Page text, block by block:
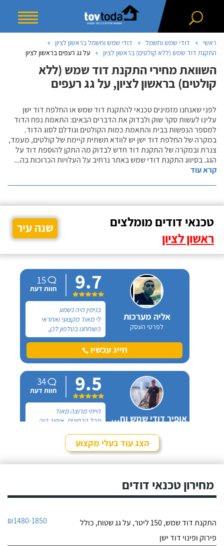
ראשי דודי שמש וחשמל
דודי שמש וחשמל בראשון לציון
התקנת דוד שמש (ללא קולטים) בראשון לציון
על גג רעפים בראשון לציון
השוואת מחירי התקנת דוד שמש (ללא
קולטים) בראשון לציון, על גג רעפים
לפני שאנחנו מזמינים טכנאי להתקנת דוד שמש או החלפת דוד ישן
עלינו לעשות סקר שוק ולבדוק את הדברים הבאים: התאמת נפח הדוד
למספר הנפשות בבית והתאמת כמות הקולטים וגודלם לסוג הדוד.
במקרה של החלפת דוד ישן יש לוודא תשתית קיימת של קולטים, מעמד,
צנרת ובמקרה של התקנת דוד חדש לבדוק מה התקן להוספת דוד על
הגג. בסיווג התקנת דודי שמש באתר נרחיב על העלויות הכרוכות בה...
קרא עוד
טכנאי דודים מומלצים
ראשון לציון
שנה עיר
אליה מערכות
לפרטי העסק
9.7
15
חוות דעת
בנימין היה נשמע
לי מאוד מקצועי ואחראי
כשוחחנו בטלפון לכן,
הזמנתי אותו להחלפת דוד
שמש וקולטים בבניין בו אני
גרה והוא אכן נתן שירות
עבודה נקייה ומסודרת.
חייג עכשיו
אופיר דודי שמש וחשמל
9.5
34
חוות דעת
הייתי מרוצה מאוד
מכל הבחינות, אופיר היה
לראות את המיקום של
ההתקנה, המחיר היה הוגן
היה לארג' והשאיר נקי
חייג עכשיו
שביט דודי שמש וחשמל בע"מ
לפרטי העסק
דודי שמש" שירות טוב,
הצג עוד בעלי מקצוע
מחירון טכנאי דודים
התקנת דוד שמש, 150 ליטר, על גג שטוח, כולל
פירוק ופינוי דוד ישן
₪1480-1850